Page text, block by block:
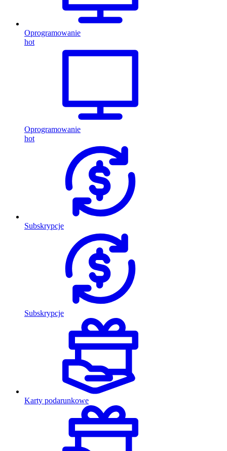
Oprogramowanie
hot
Oprogramowanie
hot
Subskrypcje
Subskrypcje
Karty podarunkowe